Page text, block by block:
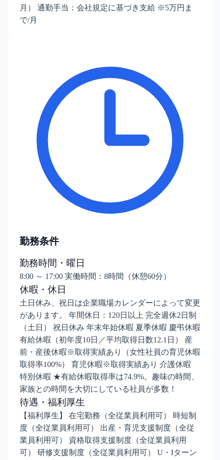
月） 通勤手当：会社規定に基づき支給 ※5万円ま
で/月
勤務条件
勤務時間・曜日
8:00 ～ 17:00 実働時間：8時間（休憩60分）
休暇・休日
土日休み、祝日は企業職場カレンダーによって変更
があります。 年間休日：120日以上 完全週休2日制
（土日） 祝日休み 年末年始休暇 夏季休暇 慶弔休暇
有給休暇（初年度10日／平均取得日数12.1日） 産
前・産後休暇※取得実績あり（女性社員の育児休暇
取得率100%） 育児休暇※取得実績あり 介護休暇
特別休暇 ★有給休暇取得率は74.9%。趣味の時間、
家族との時間を大切にしている社員が多数！
待遇・福利厚生
【福利厚生】 在宅勤務（全従業員利用可） 時短制
度（全従業員利用可） 出産・育児支援制度（全従
業員利用可） 資格取得支援制度（全従業員利用
可） 研修支援制度（全従業員利用可） U・Iターン